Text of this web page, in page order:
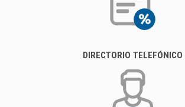
DIRECTORIO TELEFÓNICO